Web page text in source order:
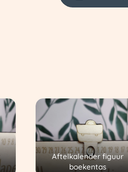
Aftelkalender figuur
boekentas